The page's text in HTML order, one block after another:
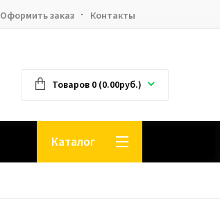
Оформить заказ Контакты
Товаров 0 (0.00руб.)
Каталог